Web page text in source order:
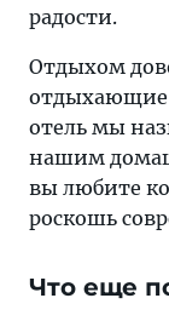
радости.
Отдыхом
отдыхающие
отель мы
нашим
вы любите
роскошь
Что еще